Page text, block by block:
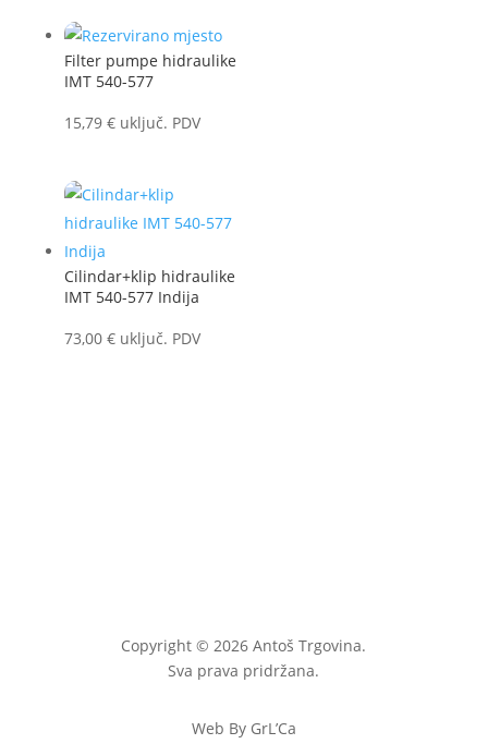
Filter pumpe hidraulike
IMT 540-577
15,79 € uključ. PDV
Cilindar+klip hidraulike
IMT 540-577 Indija
73,00 € uključ. PDV
Copyright © 2026 Antoš Trgovina.
Sva prava pridržana.
Web By GrL’Ca